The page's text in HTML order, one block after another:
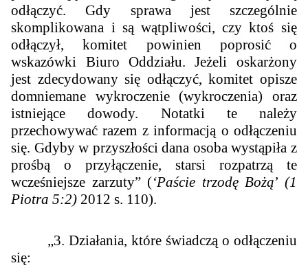
odłączyć. Gdy sprawa jest szczególnie
skomplikowana i są wątpliwości, czy ktoś się
odłączył, komitet powinien poprosić o
wskazówki Biuro Oddziału. Jeżeli oskarżony
jest zdecydowany się odłączyć, komitet opisze
domniemane wykroczenie (wykroczenia) oraz
istniejące dowody. Notatki te należy
przechowywać razem z informacją o odłączeniu
się. Gdyby w przyszłości dana osoba wystąpiła z
prośbą o przyłączenie, starsi rozpatrzą te
wcześniejsze zarzuty” (‘Paście trzodę Bożą’ (1
Piotra 5:2) 2012 s. 110).
„3. Działania, które świadczą o odłączeniu
się: